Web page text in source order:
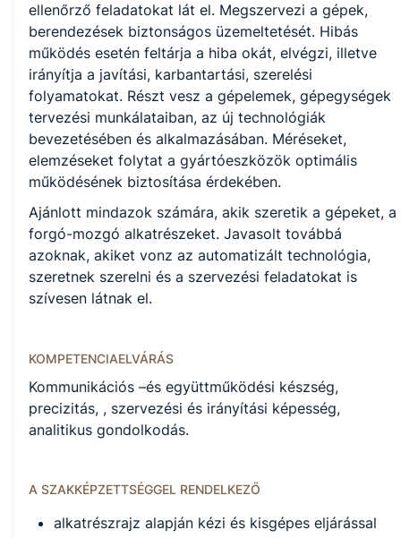
Székesfehérvári SZC Perczel Mór Technikum, Szakképző
Iskola és Kollégium (igazgató: Vendég Szabolcs)
Székesfehérvári SZC Vajda János Technikum (igazgatói
jogkörben elj.igh: Gyuricza Zsuzsanna)
Székesfehérvári SZC Váci Mihály Technikum, Szakképző
ellenőrző feladatokat lát el. Megszervezi a gépek,
berendezések biztonságos üzemeltetését. Hibás
működés esetén feltárja a hiba okát, elvégzi, illetve
irányítja a javítási, karbantartási, szerelési
folyamatokat. Részt vesz a gépelemek, gépegységek
tervezési munkálataiban, az új technológiák
bevezetésében és alkalmazásában. Méréseket,
elemzéseket folytat a gyártóeszközök optimális
működésének biztosítása érdekében.
Ajánlott mindazok számára, akik szeretik a gépeket, a
forgó-mozgó alkatrészeket. Javasolt továbbá
azoknak, akiket vonz az automatizált technológia,
szeretnek szerelni és a szervezési feladatokat is
szívesen látnak el.
KOMPETENCIAELVÁRÁS
Kommunikációs –és együttműködési készség,
precizitás, , szervezési és irányítási képesség,
analitikus gondolkodás.
A SZAKKÉPZETTSÉGGEL RENDELKEZŐ
alkatrészrajz alapján kézi és kisgépes eljárással